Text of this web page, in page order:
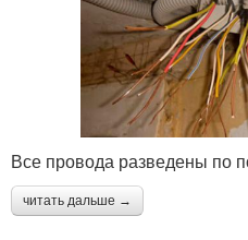
Все провода разведены по
читать дальше →